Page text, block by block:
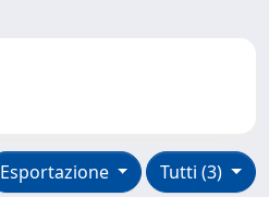
Tutti (3)
Esportazione